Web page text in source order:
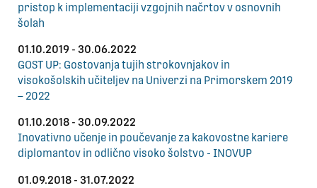
pristop k implementaciji vzgojnih načrtov v osnovnih
šolah
01.10.2019 - 30.06.2022
GOST UP: Gostovanja tujih strokovnjakov in
visokošolskih učiteljev na Univerzi na Primorskem 2019
– 2022
01.10.2018 - 30.09.2022
Inovativno učenje in poučevanje za kakovostne kariere
diplomantov in odlično visoko šolstvo - INOVUP
01.09.2018 - 31.07.2022